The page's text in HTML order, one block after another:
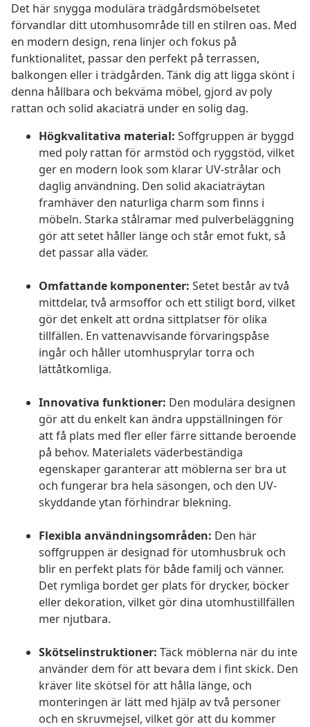
Det här snygga modulära trädgårdsmöbelsetet
förvandlar ditt utomhusområde till en stilren oas. Med
en modern design, rena linjer och fokus på
funktionalitet, passar den perfekt på terrassen,
balkongen eller i trädgården. Tänk dig att ligga skönt i
denna hållbara och bekväma möbel, gjord av poly
rattan och solid akaciaträ under en solig dag.
Högkvalitativa material: Soffgruppen är byggd
med poly rattan för armstöd och ryggstöd, vilket
ger en modern look som klarar UV-strålar och
daglig användning. Den solid akaciaträytan
framhäver den naturliga charm som finns i
möbeln. Starka stålramar med pulverbeläggning
gör att setet håller länge och står emot fukt, så
det passar alla väder.
Omfattande komponenter: Setet består av två
mittdelar, två armsoffor och ett stiligt bord, vilket
gör det enkelt att ordna sittplatser för olika
tillfällen. En vattenavvisande förvaringspåse
ingår och håller utomhusprylar torra och
lättåtkomliga.
Innovativa funktioner: Den modulära designen
gör att du enkelt kan ändra uppställningen för
att få plats med fler eller färre sittande beroende
på behov. Materialets väderbeständiga
egenskaper garanterar att möblerna ser bra ut
och fungerar bra hela säsongen, och den UV-
skyddande ytan förhindrar blekning.
Flexibla användningsområden: Den här
soffgruppen är designad för utomhusbruk och
blir en perfekt plats för både familj och vänner.
Det rymliga bordet ger plats för drycker, böcker
eller dekoration, vilket gör dina utomhustillfällen
mer njutbara.
Skötselinstruktioner: Täck möblerna när du inte
använder dem för att bevara dem i fint skick. Den
kräver lite skötsel för att hålla länge, och
monteringen är lätt med hjälp av två personer
och en skruvmejsel, vilket gör att du kommer